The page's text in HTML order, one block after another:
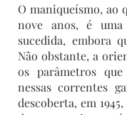
O maniqueísmo, ao
nove anos, é uma
sucedida, embora
Não obstante, a
os parâmetros
nessas correntes
descoberta, em